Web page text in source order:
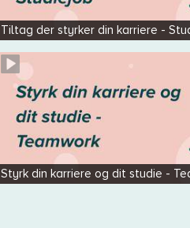
Tiltag der styrker din karriere -
Styrk din karriere og dit studie -